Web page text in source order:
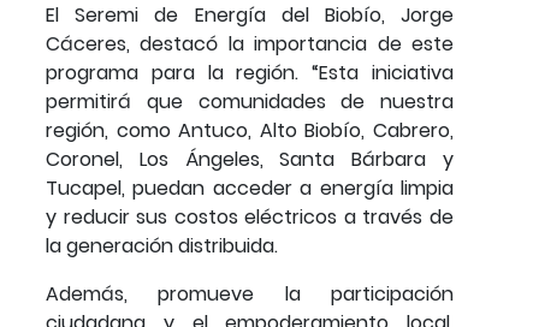
El Seremi de Energía del Biobío, Jorge
Cáceres, destacó la importancia de este
programa para la región. “Esta iniciativa
permitirá que comunidades de nuestra
región, como Antuco, Alto Biobío, Cabrero,
Coronel, Los Ángeles, Santa Bárbara y
Tucapel, puedan acceder a energía limpia
y reducir sus costos eléctricos a través de
la generación distribuida.
Además, promueve la participación